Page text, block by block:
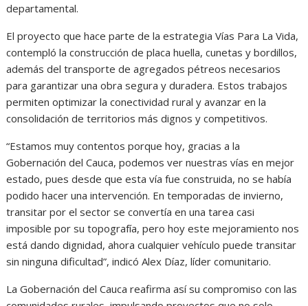
departamental.
El proyecto que hace parte de la estrategia Vías Para La Vida,
contempló la construcción de placa huella, cunetas y bordillos,
además del transporte de agregados pétreos necesarios
para garantizar una obra segura y duradera. Estos trabajos
permiten optimizar la conectividad rural y avanzar en la
consolidación de territorios más dignos y competitivos.
“Estamos muy contentos porque hoy, gracias a la
Gobernación del Cauca, podemos ver nuestras vías en mejor
estado, pues desde que esta vía fue construida, no se había
podido hacer una intervención. En temporadas de invierno,
transitar por el sector se convertía en una tarea casi
imposible por su topografía, pero hoy este mejoramiento nos
está dando dignidad, ahora cualquier vehículo puede transitar
sin ninguna dificultad”, indicó Alex Díaz, líder comunitario.
La Gobernación del Cauca reafirma así su compromiso con las